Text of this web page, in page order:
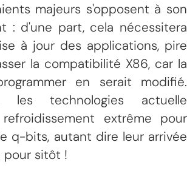
majeurs s'opposent à son
: d'une part, cela nécessitera
à jour des applications, pire
la compatibilité X86, car la
en serait modifié.
les technologies actuelle
extrême pour
q-bits, autant dire leur arrivée
pour sitôt !